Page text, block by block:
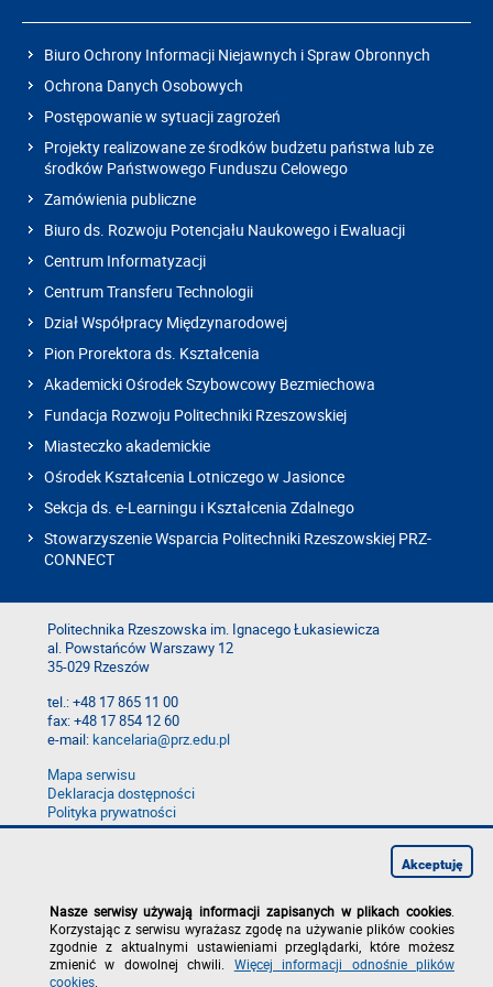
Biuro Ochrony Informacji Niejawnych i Spraw Obronnych
Ochrona Danych Osobowych
Postępowanie w sytuacji zagrożeń
Projekty realizowane ze środków budżetu państwa lub ze
środków Państwowego Funduszu Celowego
Zamówienia publiczne
Biuro ds. Rozwoju Potencjału Naukowego i Ewaluacji
Centrum Informatyzacji
Centrum Transferu Technologii
Dział Współpracy Międzynarodowej
Pion Prorektora ds. Kształcenia
Akademicki Ośrodek Szybowcowy Bezmiechowa
Fundacja Rozwoju Politechniki Rzeszowskiej
Miasteczko akademickie
Ośrodek Kształcenia Lotniczego w Jasionce
Sekcja ds. e-Learningu i Kształcenia Zdalnego
Stowarzyszenie Wsparcia Politechniki Rzeszowskiej PRZ-
CONNECT
Politechnika Rzeszowska im. Ignacego Łukasiewicza
al. Powstańców Warszawy 12
35-029 Rzeszów
tel.: +48 17 865 11 00
fax: +48 17 854 12 60
e-mail:kancelaria@prz.edu.pl
Mapa serwisu
Deklaracja dostępności
Polityka prywatności
Zgłoś błąd na stronie
Nasze serwisy używają informacji zapisanych w plikach cookies
Korzystając z serwisu wyrażasz zgodę na używanie plików cookies
zgodnie z aktualnymi ustawieniami przeglądarki, które możesz
zmienić w dowolnej chwili. Więcej informacji odnośnie plików
cookies
Akceptuję